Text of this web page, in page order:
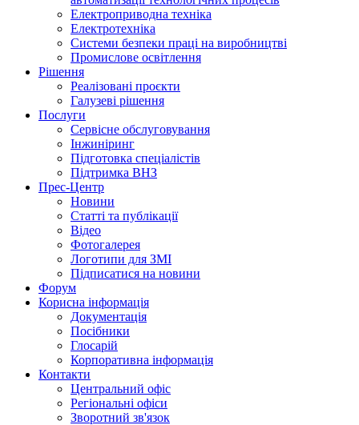
Електроприводна техніка
Електротехніка
Системи безпеки праці на виробництві
Промислове освітлення
Рішення
Реалізовані проєкти
Галузеві рішення
Послуги
Сервісне обслуговування
Інжиніринг
Підготовка спеціалістів
Підтримка ВНЗ
Прес-Центр
Новини
Статті та публікації
Відео
Фотогалерея
Логотипи для ЗМІ
Підписатися на новини
Форум
Корисна інформація
Документація
Посібники
Глосарій
Корпоративна інформація
Контакти
Центральний офіс
Регіональні офіси
Зворотний зв'язок